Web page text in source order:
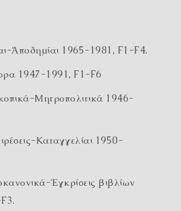
Ἀποδημίαι 1965-1981, F1-F4.
1947-1991, F1-F6
Μητροπολιτικά 1946-
Καταγγελίαι 1950-
Ἐγκρίσεις βιβλίων